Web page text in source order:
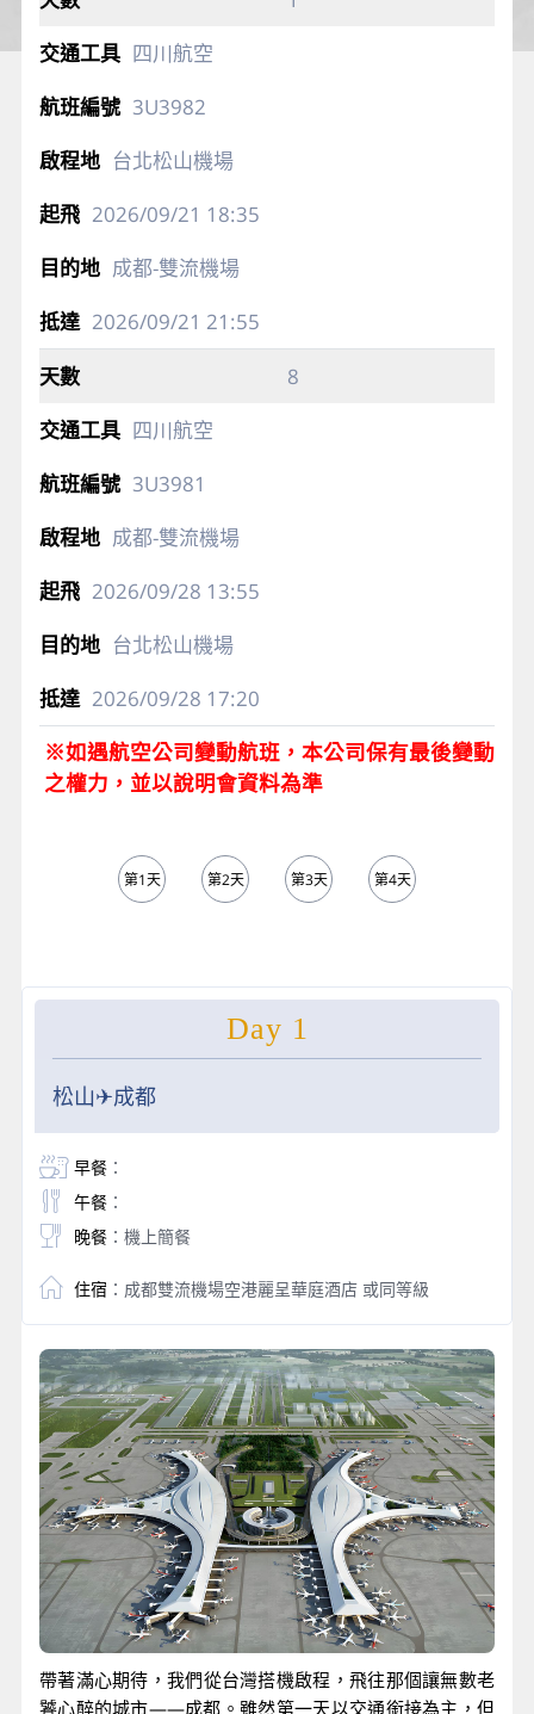
四川航空
3U3982
台北松山機場
2026/09/21 18:35
成都-雙流機場
2026/09/21 21:55
8
四川航空
3U3981
成都-雙流機場
2026/09/28 13:55
台北松山機場
2026/09/28 17:20
※如遇航空公司變動航班，本公司保有最後變動
之權力，並以說明會資料為準
第1天 第2天 第3天 第4天
Day 1
松山✈成都
早餐：
午餐：
晚餐：機上簡餐
住宿 ：成都雙流機場空港麗呈華庭酒店 或同等級
帶著滿心期待，我們從台灣搭機啟程，飛往那個讓無數老
饕心醉的城市——成都。雖然第一天以交通銜接為主，但